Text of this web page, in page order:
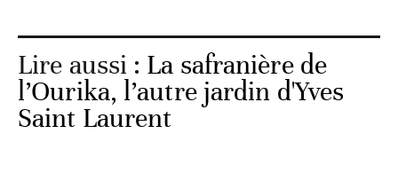
Lire aussi : La safranière de
l’Ourika, l’autre jardin d'Yves
Saint Laurent